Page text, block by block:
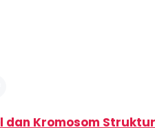
dan Kromosom